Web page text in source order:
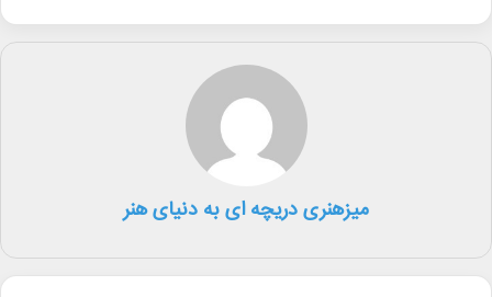
این نمایش‌نامه‌نویس، مترجم، کارگردان تئاتر و بازیگر سینما و تلویزیون،
درباره‌ی نقش و اهمیت تئاتر و هنرهای نمایشی در تقویت سواد بصری
قداست کلام و فرهنگ شفاهی
ادیان و فرهنگ‌های سامی آغاز کرد و گفت: «از تورات که می‌گوید «خدا
ارزشمند بودن گوش حاکم است. عبادت نوعی تکرار کلمه است و قداست
میزهنری دریچه ای به دنیای هنر